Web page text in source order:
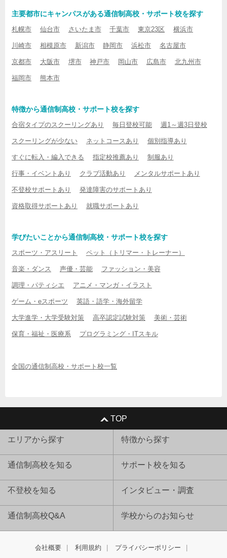
主要都市にキャンパスがある通信制高校・サポート校を探す
札幌市 仙台市 さいたま市 千葉市 東京23区 横浜市
川崎市 相模原市 新潟市 静岡市 浜松市 名古屋市
京都市 大阪市 堺市 神戸市 岡山市 広島市 北九州市
福岡市 熊本市
特徴から通信制高校・サポート校を探す
合宿タイプのスクーリングあり 毎日登校可能 週1～週3日登校
スクーリングが少ない ネットコースあり 個別指導あり
すぐに転入・編入できる 指定校推薦あり 制服あり
行事・イベントあり クラブ活動あり メンタルサポートあり
不登校サポートあり 発達障害のサポートあり
資格取得サポートあり 就職サポートあり
学びたいことから通信制高校・サポート校を探す
スポーツ・アスリート ペット（トリマー・トレーナー）
音楽・ダンス 声優・芸能 ファッション・美容
調理・パティシエ アニメ・マンガ・イラスト
ゲーム・eスポーツ 英語・語学・海外留学
大学進学・大学受験対策 高卒認定試験対策 美術・芸術
保育・福祉・医療系 プログラミング・ITスキル
全国の通信制高校・サポート校一覧
TOP
エリアから探す 特徴から探す
通信制高校を知る サポート校を知る
不登校を知る インタビュー・調査
通信制高校Q&A 学校からのお知らせ
会社概要 利用規約 プライバシーポリシー